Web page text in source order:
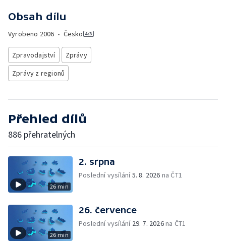
Obsah dílu
Vyrobeno 2006 • Česko
Zpravodajství
Zprávy
Zprávy z regionů
Přehled dílů
886 přehratelných
26 min
2. srpna
Poslední vysílání5. 8. 2026 na ČT1
26 min
26. července
Poslední vysílání 29. 7. 2026na ČT1